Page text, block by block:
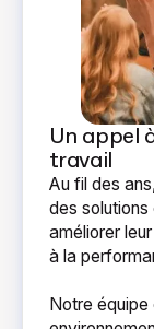
Un appel
travail
Au fil des
des
améliorer
à la
Notre